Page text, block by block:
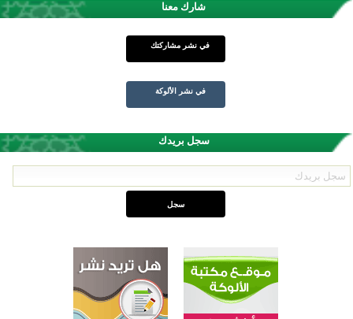
شارك معنا
في نشر مشاركتك
في نشر الألوكة
سجل بريدك